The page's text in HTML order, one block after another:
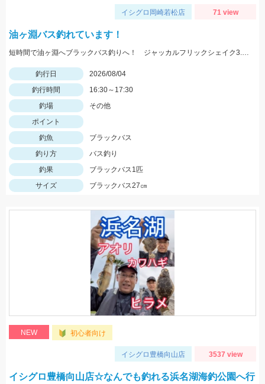
イシグロ岡崎若松店 71 view
油ヶ淵バス釣れています！
短時間で油ヶ淵へブラックバス釣りへ！ ジャッカルフリックシェイク3.8のノーシンカーワッキーでGET!
釣行日
2026/08/04
釣行時間
16:30～17:30
釣場
その他
ポイント
釣魚
ブラックバス
釣り方
バス釣り
釣果
ブラックバス1匹
サイズ
ブラックバス27㎝
NEW 初心者向け
イシグロ豊橋向山店 3537 view
イシグロ豊橋向山店☆なんでも釣れる浜名湖海釣公園へ行